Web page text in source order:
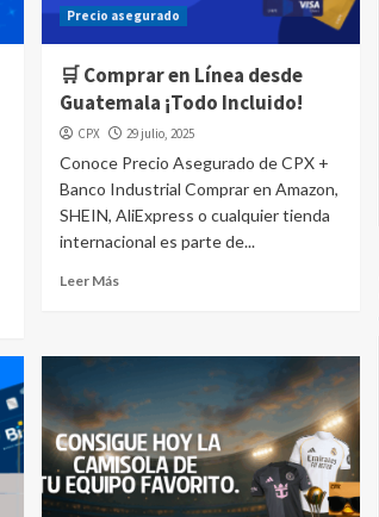
Precio asegurado
🛒 Comprar en Línea desde
Guatemala ¡Todo Incluido!
CPX 29 julio, 2025
Conoce Precio Asegurado de CPX +
Banco Industrial Comprar en Amazon,
SHEIN, AliExpress o cualquier tienda
internacional es parte de...
Leer Más